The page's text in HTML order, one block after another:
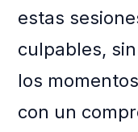
estas
culpables,
los
con un